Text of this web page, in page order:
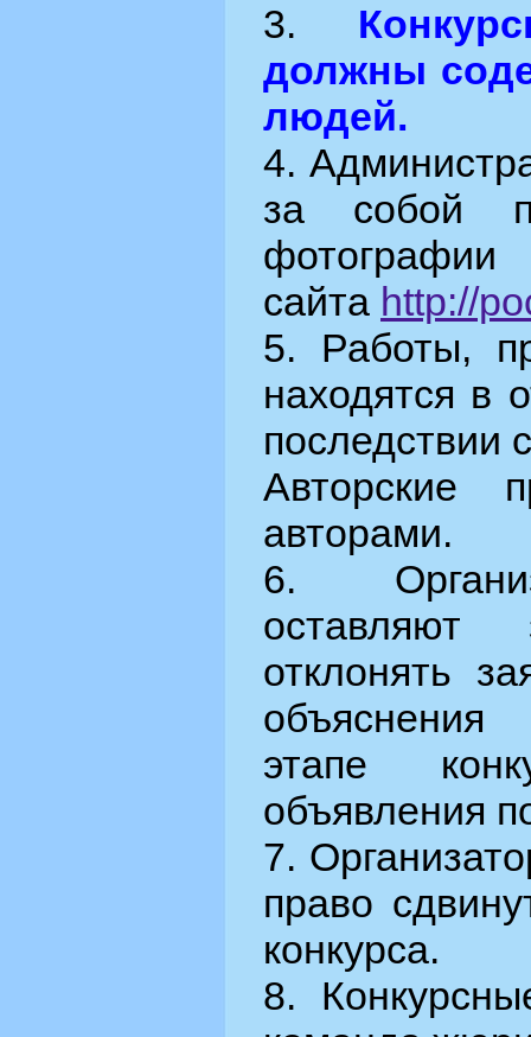
3.
должны
людей.
4.
за собой
сайта http://
5. Работы,
находятся в
последствии
Авторские
авторами.
6.
отклонять
этапе
объявления
7.
право
конкурса.
8.